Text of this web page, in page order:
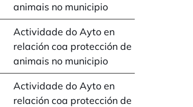
animais no municipio
Actividade do Ayto en
relación coa protección de
animais no municipio
Actividade do Ayto en
relación coa protección de